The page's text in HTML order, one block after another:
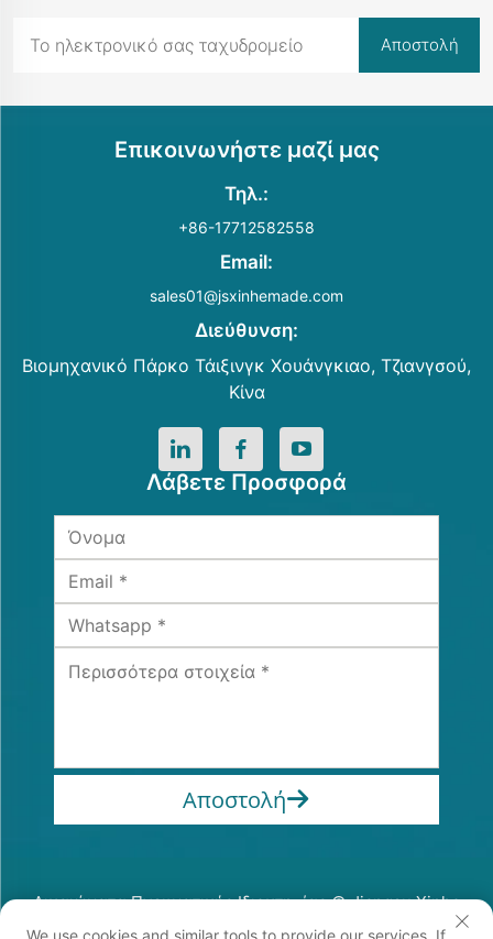
Επικοινωνήστε μαζί μας
Τηλ.:
+86-17712582558
Email:
sales01@jsxinhemade.com
Διεύθυνση:
Βιομηχανικό Πάρκο Τάιξινγκ Χουάνγκιαο, Τζιανγσού,
Κίνα
Λάβετε Προσφορά
Αποστολή
Δικαιώματα Πνευματικής Ιδιοκτησίας © Jiangsu Xinhe
Intelligent Equipment Co., Ltd. Πάντα Ρезερβε
We use cookies and similar tools to provide our services. If